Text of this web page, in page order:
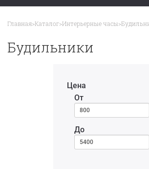
Главная>Каталог>Интерьерные часы>
Будильники
Цена
От
До